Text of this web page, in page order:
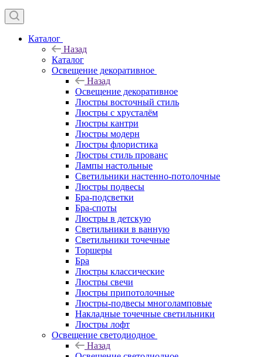
Каталог
Назад
Каталог
Освещение декоративное
Назад
Освещение декоративное
Люстры восточный стиль
Люстры с хрусталём
Люстры кантри
Люстры модерн
Люстры флористика
Люстры стиль прованс
Лампы настольные
Светильники настенно-потолочные
Люстры подвесы
Бра-подсветки
Бра-споты
Люстры в детскую
Светильники в ванную
Светильники точечные
Торшеры
Бра
Люстры классические
Люстры свечи
Люстры припотолочные
Люстры-подвесы многоламповые
Накладные точечные светильники
Люстры лофт
Освещение светодиодное
Назад